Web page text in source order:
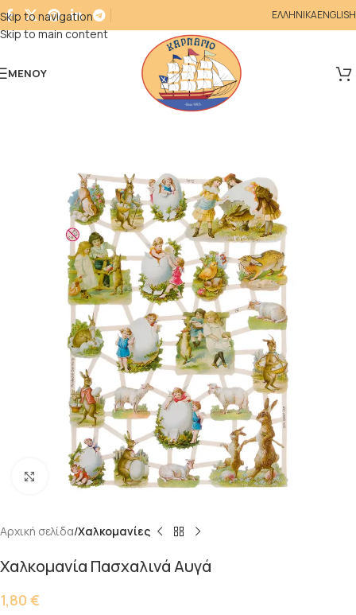
Skip to navigation
Skip to main content
ΕΛΛΗΝΙΚΑENGLISH
ΜΕΝΟΎ
Κάντε κλικ για μεγέθυνση
Αρχική σελίδα Χαλκομανίες
Χαλκομανία Πασχαλινά Αυγά
1,80 €